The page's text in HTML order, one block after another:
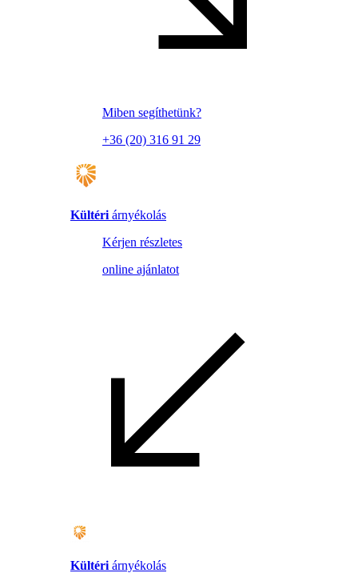
Miben segíthetünk?
+36 (20) 316 91 29
Kültéri árnyékolás
Kérjen részletes
online ajánlatot
Kültéri árnyékolás